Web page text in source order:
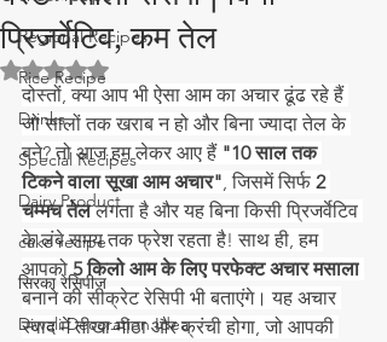
Regional Recipes
Rice Recipe
Drinks
Special Recipes
Dairy Product
cake recipe
सिरका रेसिपीज
Diwali Decoration Idea
प्रिजर्वेटिव, कम तेल
5 स्टार में से NaN रेटिंग दी गई।
दोस्तों, क्या आप भी ऐसा आम का अचार ढूंढ रहे हैं
जो सालों तक खराब न हो और बिना ज्यादा तेल के
बने? तो आज हम लेकर आए हैं "10 साल तक
टिकने वाला सूखा आम अचार" , जिसमें सिर्फ 2
चम्मच तेल लगता है और यह बिना किसी प्रिजर्वेटिव
के लंबे समय तक फ्रेश रहता है! साथ ही, हम
आपको 5 किलो आम के लिए परफेक्ट अचार मसाला
बनाने की सीक्रेट रेसिपी भी बताएंगे। यह अचार
स्वाद में तीखा-मीठा और क्रंची होगा, जो आपकी